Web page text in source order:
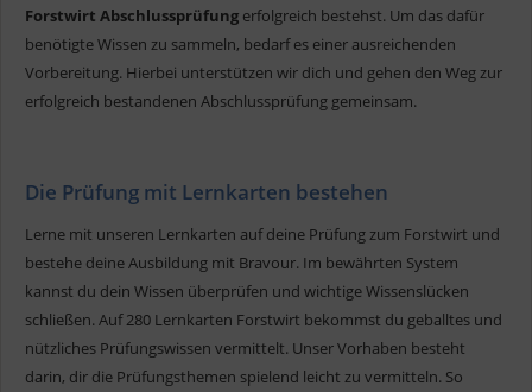
Forstwirt Abschlussprüfung erfolgreich bestehst. Um das dafür
benötigte Wissen zu sammeln, bedarf es einer ausreichenden
Vorbereitung. Hierbei unterstützen wir dich und gehen den Weg zur
erfolgreich bestandenen Abschlussprüfung gemeinsam.
Die Prüfung mit Lernkarten bestehen
Lerne mit unseren Lernkarten auf deine Prüfung zum Forstwirt und
bestehe deine Ausbildung mit Bravour. Im bewährten System
kannst du dein Wissen überprüfen und wichtige Wissenslücken
schließen. Auf 280 Lernkarten Forstwirt bekommst du geballtes und
nützliches Prüfungswissen vermittelt. Unser Vorhaben besteht
darin, dir die Prüfungsthemen spielend leicht zu vermitteln. So